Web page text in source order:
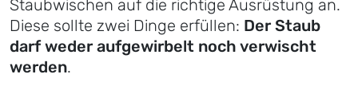
Staubwischen auf die richtige Ausrüstung an.
Diese sollte zwei Dinge erfüllen: Der Staub
darf weder aufgewirbelt noch verwischt
werden.